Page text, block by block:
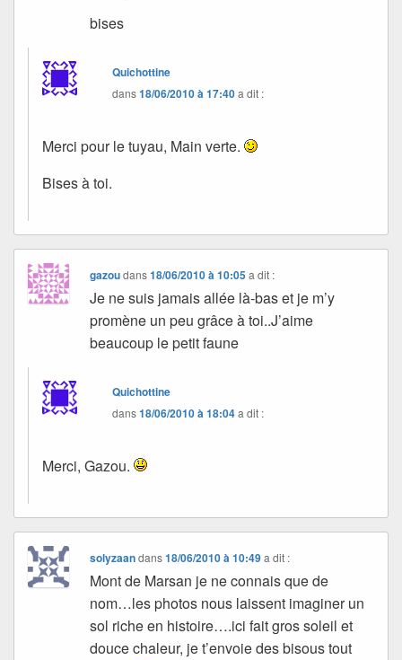
bises
Quichottine
dans18/06/2010 à 17:40a dit :
Merci pour le tuyau, Main verte.
Bises à toi.
gazoudans18/06/2010 à 10:05 a dit :
Je ne suis jamais allée là-bas et je m’y
promène un peu grâce à toi..J’aime
beaucoup le petit faune
Quichottine
dans18/06/2010 à 18:04a dit :
Merci, Gazou.
solyzaandans18/06/2010 à 10:49 a dit :
Mont de Marsan je ne connais que de
nom…les photos nous laissent imaginer un
sol riche en histoire….ici fait gros soleil et
douce chaleur, je t’envoie des bisous tout